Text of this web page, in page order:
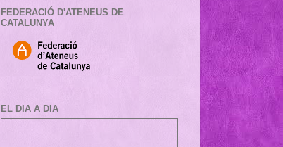
FEDERACIÓ D'ATENEUS DE
CATALUNYA
EL DIA A DIA